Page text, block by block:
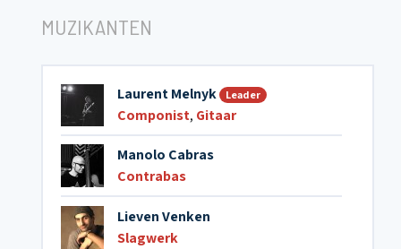
MUZIKANTEN
Laurent Melnyk Leader
Componist, Gitaar
Manolo Cabras
Contrabas
Lieven Venken
Slagwerk